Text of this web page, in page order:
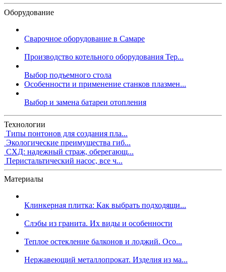
Оборудование
Сварочное оборудование в Самаре
Производство котельного оборудования Тер...
Выбор подъемного стола
Особенности и применение станков плазмен...
Выбор и замена батареи отопления
Технологии
Типы понтонов для создания пла...
Экологические преимущества гиб...
СХД: надежный страж, оберегающ...
Перистальтический насос, все ч...
Материалы
Клинкерная плитка: Как выбрать подходящи...
Слэбы из гранита. Их виды и особенности
Теплое остекление балконов и лоджий. Осо...
Нержавеющий металлопрокат. Изделия из ма...